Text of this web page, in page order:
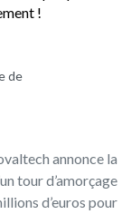
!
de
annonce la
tour d’amorçage
d’euros pour